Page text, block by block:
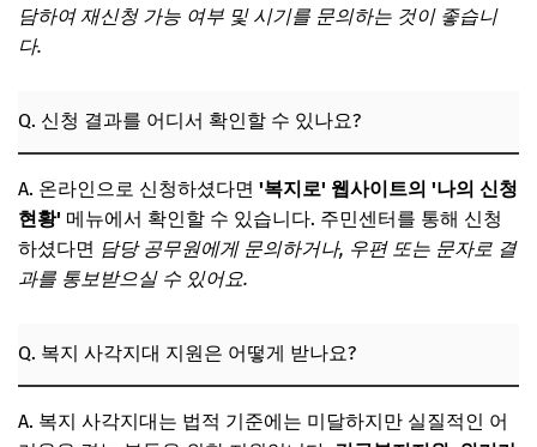
담하여 재신청 가능 여부 및 시기를 문의하는 것이 좋습니
다.
Q. 신청 결과를 어디서 확인할 수 있나요?
A. 온라인으로 신청하셨다면 '복지로' 웹사이트의 '나의 신청
현황' 메뉴에서 확인할 수 있습니다. 주민센터를 통해 신청
하셨다면 담당 공무원에게 문의하거나, 우편 또는 문자로 결
과를 통보받으실 수 있어요.
Q. 복지 사각지대 지원은 어떻게 받나요?
A. 복지 사각지대는 법적 기준에는 미달하지만 실질적인 어